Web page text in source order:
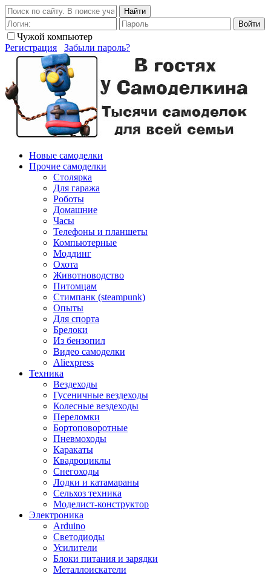
Найти
Войти
Чужой компьютер
Регистрация
Забыли пароль?
Новые самоделки
Прочие самоделки
Столярка
Для гаража
Роботы
Домашние
Часы
Телефоны и планшеты
Компьютерные
Моддинг
Охота
Животноводство
Питомцам
Стимпанк (steampunk)
Опыты
Для спорта
Брелоки
Из бензопил
Видео самоделки
Aliexpress
Техника
Вездеходы
Гусеничные вездеходы
Колесные вездеходы
Переломки
Бортоповоротные
Пневмоходы
Каракаты
Квадроциклы
Снегоходы
Лодки и катамараны
Сельхоз техника
Моделист-конструктор
Электроника
Arduino
Светодиоды
Усилители
Блоки питания и зарядки
Металлоискатели